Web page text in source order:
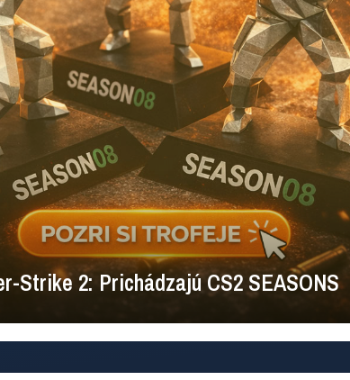
Strike 2: Prichádzajú CS2 SEASONS